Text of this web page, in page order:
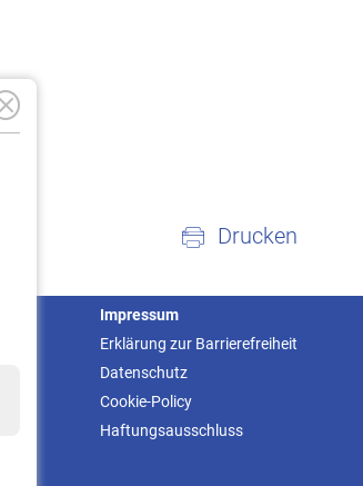
Drucken
Impressum
Erklärung zur Barrierefreiheit
Datenschutz
Cookie-Policy
Haftungsausschluss